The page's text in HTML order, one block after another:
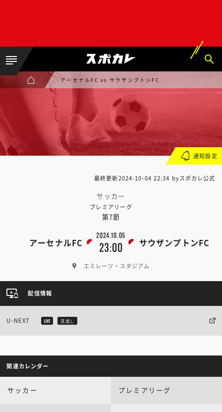
アーセナルFC vs サウザンプトンFC
最終更新2024-10-04 22:34 byスポカレ公式
サッカー
プレミアリーグ
第7節
アーセナルFC
2024.10.05
23:00 サウザンプトンFC
エミレーツ・スタジアム
通知設定
配信情報
U-NEXT LIVE 見逃し
関連カレンダー
サッカー プレミアリーグ